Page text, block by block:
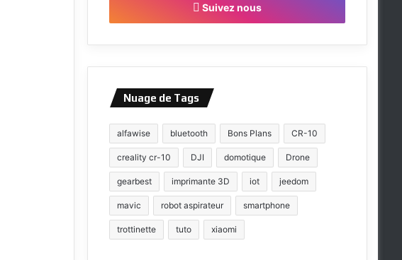
Suivez nous
Nuage de Tags
alfawise bluetooth Bons Plans CR-10
creality cr-10 DJI domotique Drone
gearbest imprimante 3D iot jeedom
mavic robot aspirateur smartphone
trottinette tuto xiaomi